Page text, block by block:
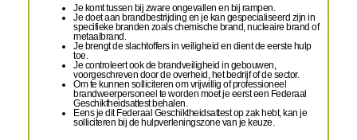
Je komt tussen bij zware ongevallen en bij rampen.
Je doet aan brandbestrijding en je kan gespecialiseerd zijn in
specifieke branden zoals chemische brand, nucleaire brand of
metaalbrand.
Je brengt de slachtoffers in veiligheid en dient de eerste hulp
toe.
Je controleert ook de brandveiligheid in gebouwen,
voorgeschreven door de overheid, het bedrijf of de sector.
Om te kunnen solliciteren om vrijwillig of professioneel
brandweerpersoneel te worden moet je eerst een Federaal
Geschiktheidsattest behalen.
Eens je dit Federaal Geschiktheidsattest op zak hebt, kan je
solliciteren bij de hulpverleningszone van je keuze.